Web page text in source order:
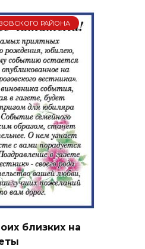
РАЙОНА
близких на